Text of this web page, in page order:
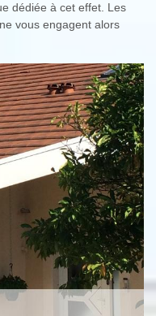
dédiée à cet effet. Les
vous engagent alors